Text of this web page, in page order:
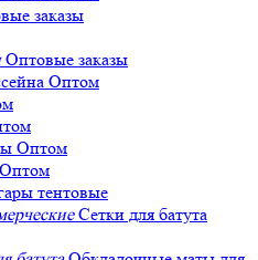
заказы
Оптовые заказы
Оптом
Оптом
тентовые
Сетки для батута